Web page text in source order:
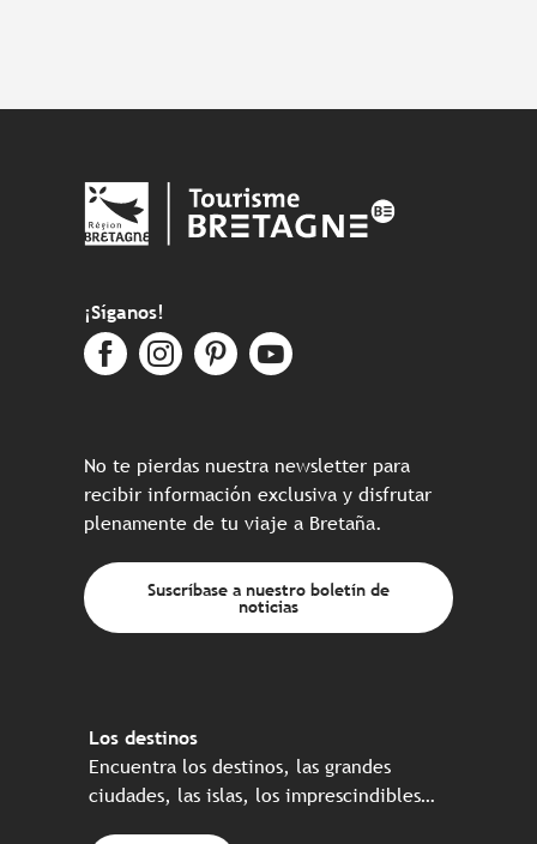
¡Síganos!
No te pierdas nuestra newsletter para
recibir información exclusiva y disfrutar
plenamente de tu viaje a Bretaña.
Suscríbase a nuestro boletín de
noticias
Los destinos
Encuentra los destinos, las grandes
ciudades, las islas, los imprescindibles…